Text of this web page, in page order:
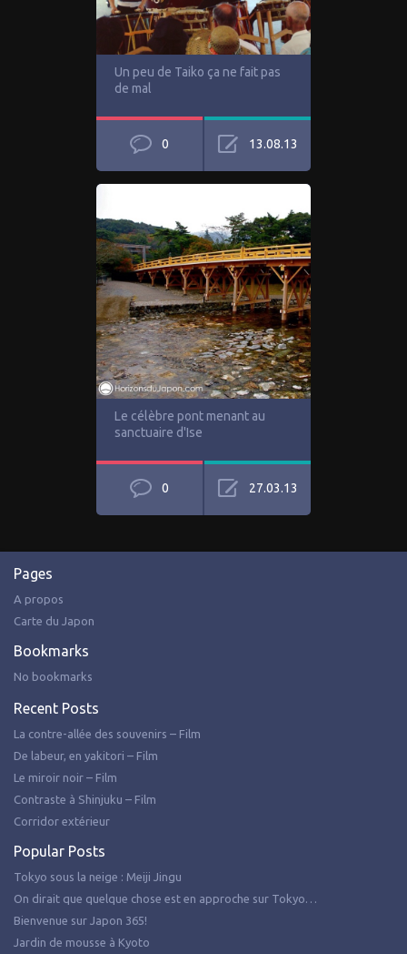
Un peu de Taiko ça ne fait pas
de mal
0 13.08.13
Le célèbre pont menant au
sanctuaire d'Ise
0 27.03.13
Pages
A propos
Carte du Japon
Bookmarks
No bookmarks
Recent Posts
La contre-allée des souvenirs – Film
De labeur, en yakitori – Film
Le miroir noir – Film
Contraste à Shinjuku – Film
Corridor extérieur
Popular Posts
Tokyo sous la neige : Meiji Jingu
On dirait que quelque chose est en approche sur Tokyo…
Bienvenue sur Japon 365!
Jardin de mousse à Kyoto